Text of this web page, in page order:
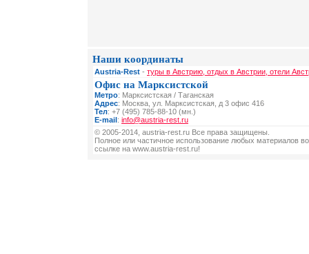
Наши координаты
Austria-Rest - туры в Австрию, отдых в Австрии, отели
Офис на Марксистской
Метро: Марксистская / Таганская
Адрес: Москва, ул. Марксистская, д 3 офис 416
Тел: +7 (495) 785-88-10 (мн.)
E-mail: info@austria-rest.ru
© 2005-2014, austria-rest.ru Все права защищены.
Полное или частичное использование любых материалов
ссылке на www.austria-rest.ru!